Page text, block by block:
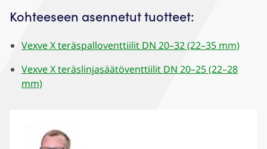
Kohteeseen asennetut tuotteet:
Vexve X teräspalloventtiilit DN 20–32 (22–35 mm)
Vexve X teräslinjasäätöventtiilit DN 20–25 (22–28
mm)